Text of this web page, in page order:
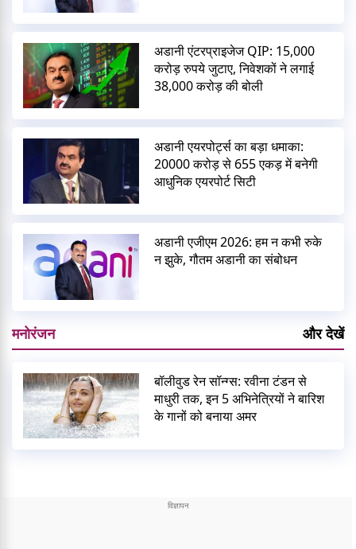
अडानी एंटरप्राइजेज QIP: 15,000
करोड़ रुपये जुटाए, निवेशकों ने लगाई
38,000 करोड़ की बोली
अडानी एयरपोर्ट्स का बड़ा धमाका:
20000 करोड़ से 655 एकड़ में बनेगी
आधुनिक एयरपोर्ट सिटी
अडानी एजीएम 2026: हम न कभी रुके
न झुके, गौतम अडानी का संबोधन
मनोरंजन और देखें
बॉलीवुड रेन सॉन्ग्स: रवीना टंडन से
माधुरी तक, इन 5 अभिनेत्रियों ने बारिश
के गानों को बनाया अमर